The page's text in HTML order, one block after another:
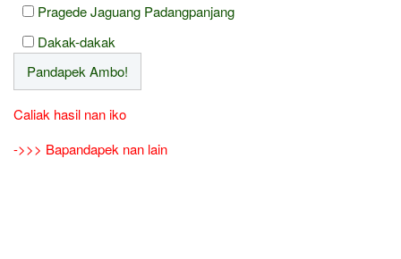
Pragede Jaguang Padangpanjang
Dakak-dakak
Caliak hasil nan iko
->>> Bapandapek nan lain